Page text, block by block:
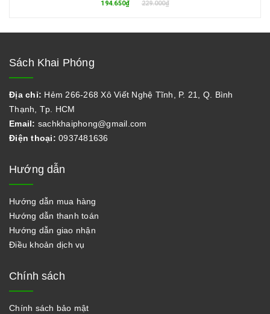
194.650₫ 229.000₫
Sách Khai Phóng
Địa chỉ: Hẻm 266-268 Xô Viết Nghệ Tĩnh, P. 21, Q. Bình
Thạnh, Tp. HCM
Email: sachkhaiphong@gmail.com
Điện thoại: 0937481636
Hướng dẫn
Hướng dẫn mua hàng
Hướng dẫn thanh toán
Hướng dẫn giao nhận
Điều khoản dịch vụ
Chính sách
Chính sách bảo mật